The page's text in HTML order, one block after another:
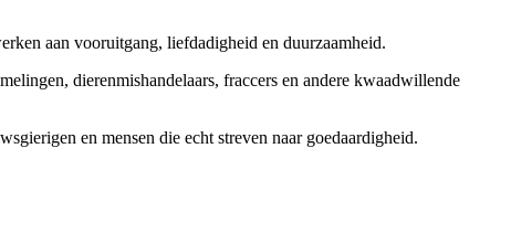
aan vooruitgang, liefdadigheid en duurzaamheid.
dierenmishandelaars, fraccers en andere kwaadwillende
en mensen die echt streven naar goedaardigheid.